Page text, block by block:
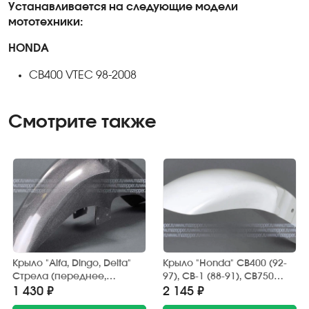
Устанавливается на следующие модели
мототехники:
HONDA
CB400 VTEC 98-2008
Смотрите также
Крыло "Alfa, Dingo, Delta"
Стрела (переднее,
стеклопластик) тёмно-
серый металлик (шина 17")
1 430 ₽
Крыло "Honda" CB400 (92-
97), CB-1 (88-91), CB750
переднее, стеклопластик
(белое)
2 145 ₽